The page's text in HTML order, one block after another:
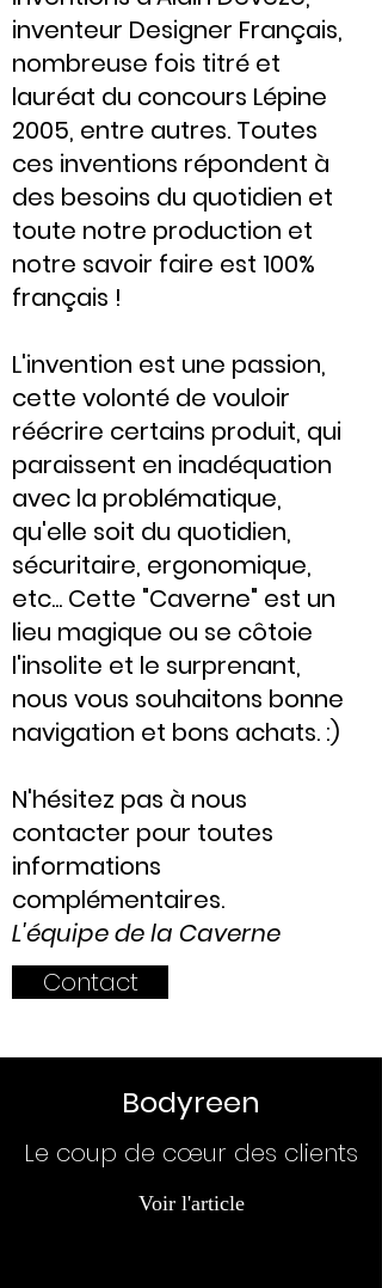
inventeur Designer Français,
nombreuse fois titré et
lauréat du concours Lépine
2005, entre autres. Toutes
ces inventions répondent à
des besoins du quotidien et
toute notre production et
notre savoir faire est 100%
français !
L'invention est une passion,
cette volonté de vouloir
réécrire certains produit, qui
paraissent en inadéquation
avec la problématique,
qu'elle soit du quotidien,
sécuritaire, ergonomique,
etc... Cette "Caverne" est un
lieu magique ou se côtoie
l'insolite et le surprenant,
nous vous souhaitons bonne
navigation et bons achats. :)
N'hésitez pas à nous
contacter pour toutes
informations
complémentaires.
L'équipede la Caverne
Contact
Bodyreen
Le coup de cœur des clients
Voir l'article